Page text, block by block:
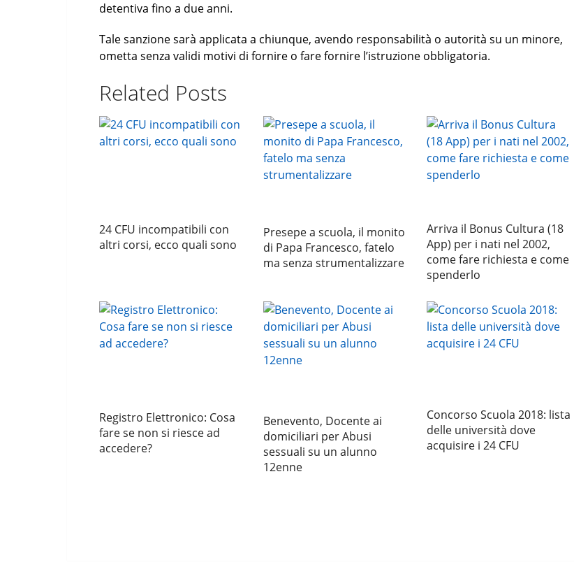
detentiva fino a due anni.
Tale sanzione sarà applicata a chiunque, avendo responsabilità o autorità su un minore,
ometta senza validi motivi di fornire o fare fornire l’istruzione obbligatoria.
Related Posts
24 CFU incompatibili con
altri corsi, ecco quali sono
Presepe a scuola, il monito
di Papa Francesco, fatelo
ma senza strumentalizzare
Arriva il Bonus Cultura (18
App) per i nati nel 2002,
come fare richiesta e come
spenderlo
Registro Elettronico: Cosa
fare se non si riesce ad
accedere?
Benevento, Docente ai
domiciliari per Abusi
sessuali su un alunno
12enne
Concorso Scuola 2018: lista
delle università dove
acquisire i 24 CFU